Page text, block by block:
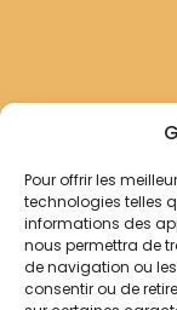
Pour offrir les
technologies telles
informations des
nous permettra de
de navigation ou les
consentir ou de
RECHERCHER
Comment
Les archives